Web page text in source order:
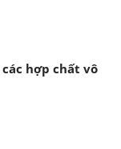
hợp chất vô